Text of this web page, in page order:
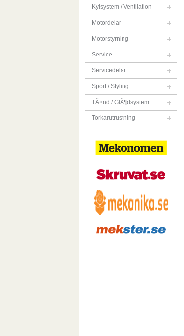
Kylsystem / Ventilation
Motordelar
Motorstyrning
Service
Servicedelar
Sport / Styling
TÃ¤nd / GlÃ¶dsystem
Torkarutrustning